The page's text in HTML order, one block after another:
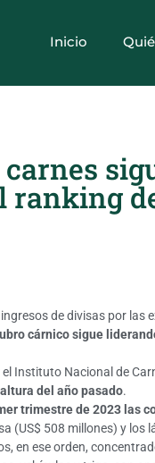
Inicio
ranking
de divisas por las
cárnico sigue
Instituto Nacional de
del año pasado.
trimestre de 2023 las
(US$ 508 millones) y los
en ese orden,